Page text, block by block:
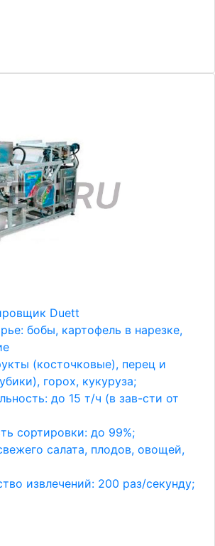
Duett
бобы, картофель в нарезке,
(косточковые), перец и
горох, кукуруза;
до 15 т/ч (в зав-сти от
сортировки: до 99%;
салата, плодов, овощей,
извлечений: 200 раз/секунду;